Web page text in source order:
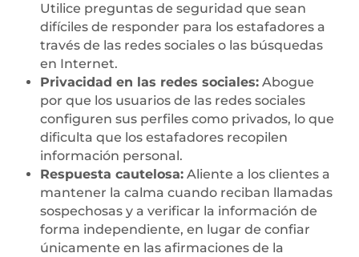
Utilice preguntas de seguridad que sean
difíciles de responder para los estafadores a
través de las redes sociales o las búsquedas
en Internet.
Privacidad en las redes sociales: Abogue
por que los usuarios de las redes sociales
configuren sus perfiles como privados, lo que
dificulta que los estafadores recopilen
información personal.
Respuesta cautelosa: Aliente a los clientes a
mantener la calma cuando reciban llamadas
sospechosas y a verificar la información de
forma independiente, en lugar de confiar
únicamente en las afirmaciones de la